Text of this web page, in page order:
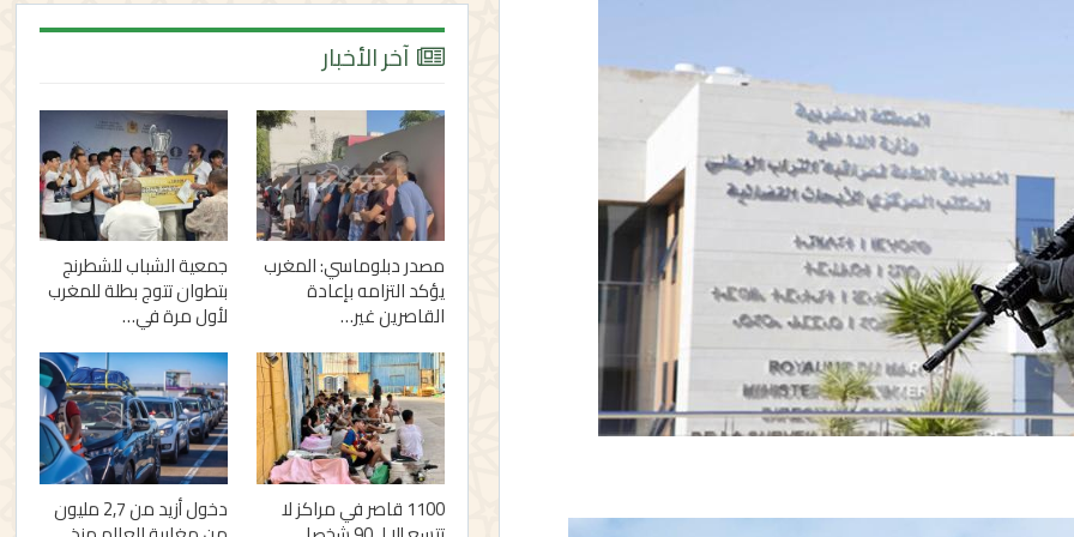
آخر الأخبار
مصدر دبلوماسي: المغرب
يؤكد التزامه بإعادة
القاصرين غير…
جمعية الشباب للشطرنج
بتطوان تتوج بطلة للمغرب
لأول مرة في…
1100 قاصر في مراكز لا دخول أزيد من 2,7 مليون